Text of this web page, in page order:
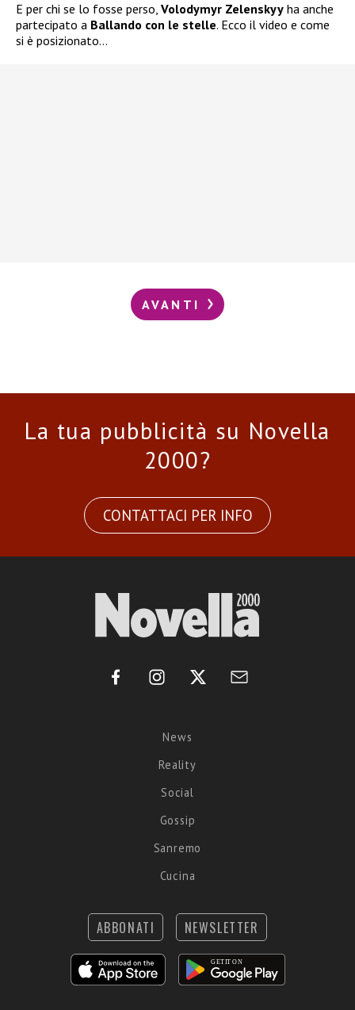
E per chi se lo fosse perso, Volodymyr Zelenskyy ha anche
partecipato a Ballando con le stelle. Ecco il video e come
si è posizionato…
AVANTI
La tua pubblicità su Novella
2000?
CONTATTACI PER INFO
News
Reality
Social
Gossip
Sanremo
Cucina
ABBONATI NEWSLETTER